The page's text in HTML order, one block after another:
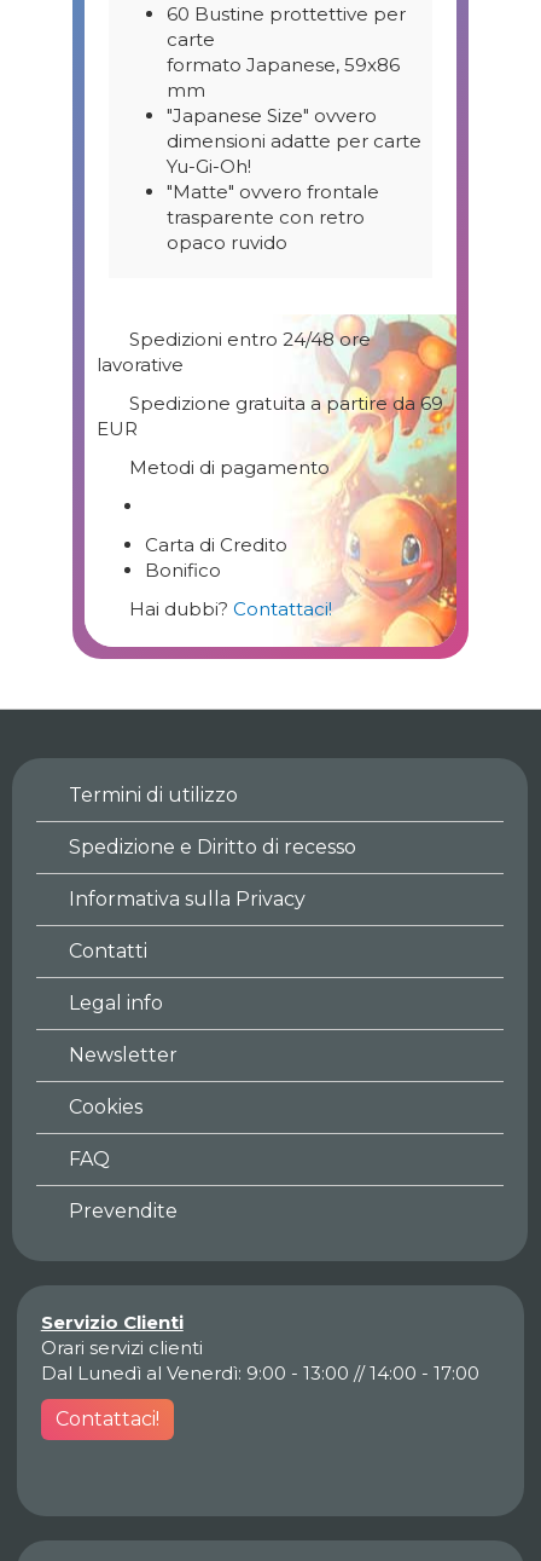
Spedizioni entro 24/48 ore
lavorative
Spedizione gratuita a partire da 69
EUR
Metodi di pagamento
Carta di Credito
Bonifico
Hai dubbi? Contattaci!
60 Bustine prottettive per
carte
formato Japanese, 59x86
mm
"Japanese Size" ovvero
dimensioni adatte per carte
Yu-Gi-Oh!
"Matte" ovvero frontale
trasparente con retro
opaco ruvido
Termini di utilizzo
Spedizione e Diritto di recesso
Informativa sulla Privacy
Contatti
Legal info
Newsletter
Cookies
FAQ
Prevendite
Servizio Clienti
Orari servizi clienti
Dal Lunedì al Venerdì: 9:00 - 13:00 // 14:00 - 17:00
Contattaci!